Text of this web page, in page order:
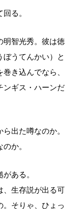
る。
明智光秀。彼は徳
ぼうてんかい）と
き込んでなら、
ンギス・ハーンだ
出た噂なのか。
か。
ある。
、生存説が出る可
。そりゃ、ひょっ